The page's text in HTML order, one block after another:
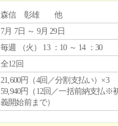
森信 彰雄 他
7月 7日 ～ 9月 29日
毎週 （火 ） 13 ：10 ～ 14 ：30
全12回
21,600円（4回／分割支払い）×3
59,940円（12回／一括前納支払※
義開始前まで）